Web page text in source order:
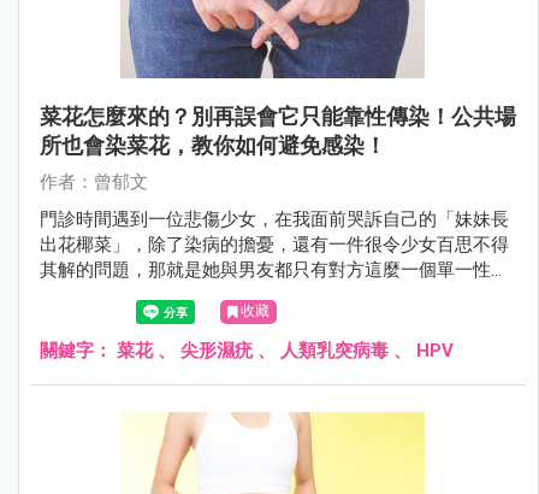
菜花怎麼來的？別再誤會它只能靠性傳染！公共場
所也會染菜花，教你如何避免感染！
作者：曾郁文
門診時間遇到一位悲傷少女，在我面前哭訴自己的「妹妹長
出花椰菜」，除了染病的擔憂，還有一件很令少女百思不得
其解的問題，那就是她與男友都只有對方這麼一個單一性伴
侶，可是男友卻沒有中獎的跡象，她很擔憂男友會質疑她的
清白，不知道該怎麼解釋才好，因此至今都對男友隱瞞感染
的事情……
收藏
關鍵字： 菜花、 尖形濕疣、 人類乳突病毒 、 HPV